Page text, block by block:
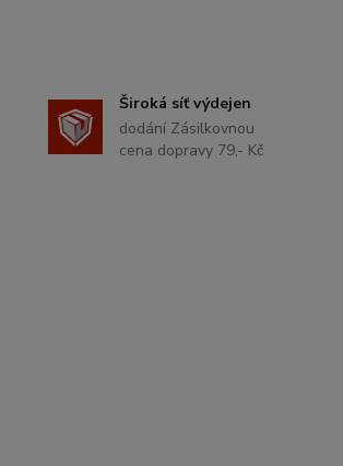
Široká síť výdejen
dodání Zásilkovnou
cena dopravy 79,- Kč